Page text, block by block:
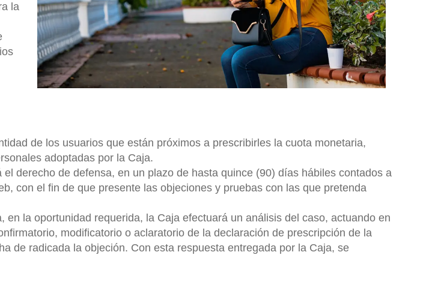
la
de los usuarios que están próximos a prescribirles la cuota monetaria,
adoptadas por la Caja.
derecho de defensa, en un plazo de hasta quince (90) días hábiles contados a
con el fin de que presente las objeciones y pruebas con las que pretenda
la oportunidad requerida, la Caja efectuará un análisis del caso, actuando en
modificatorio o aclaratorio de la declaración de prescripción de la
de radicada la objeción. Con esta respuesta entregada por la Caja, se